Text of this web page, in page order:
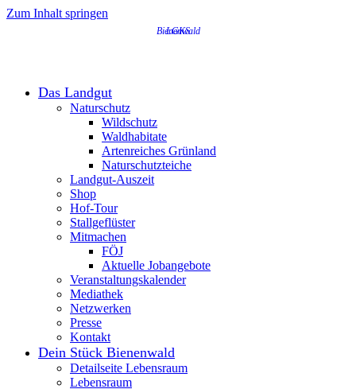
Zum Inhalt springen
Das Landgut
Naturschutz
Wildschutz
Waldhabitate
Artenreiches Grünland
Naturschutzteiche
Landgut-Auszeit
Shop
Hof-Tour
Stallgeflüster
Mitmachen
FÖJ
Aktuelle Jobangebote
Veranstaltungskalender
Mediathek
Netzwerken
Presse
Kontakt
Dein Stück Bienenwald
Detailseite Lebensraum
Lebensraum